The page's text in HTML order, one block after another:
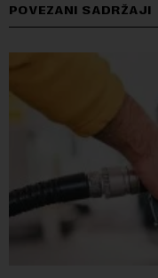
POVEZANI SADRŽAJI